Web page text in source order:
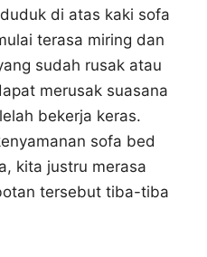
di atas kaki sofa
terasa miring dan
sudah rusak atau
merusak suasana
bekerja keras.
sofa bed
kita justru merasa
tersebut tiba-tiba